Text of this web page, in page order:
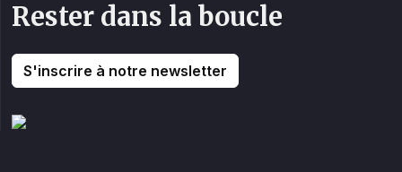
Rester dans la boucle
S'inscrire à notre newsletter